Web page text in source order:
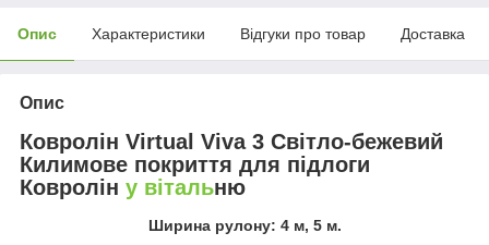
Опис Характеристики Відгуки про товар Доставка
Опис
Ковролін Virtual Viva 3 Світло-бежевий
Килимове покриття для підлоги
Ковролін у вітальню
Ширина рулону: 4 м, 5 м.